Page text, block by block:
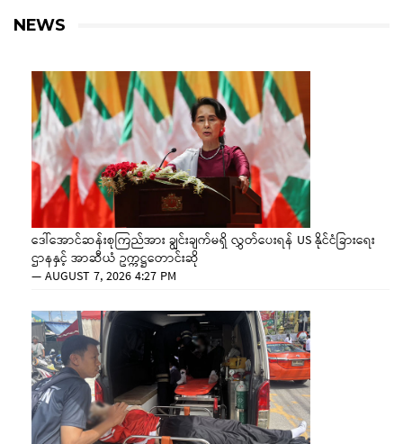
NEWS
ဒေါ်အောင်ဆန်းစုကြည်အား ချွင်းချက်မရှိ လွှတ်ပေးရန် US နိုင်ငံခြားရေး
ဌာနနှင့် အာဆီယံ ဥက္ကဋ္ဌတောင်းဆို
—AUGUST 7, 2026 4:27 PM